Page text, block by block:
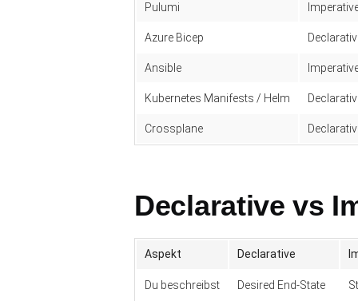
Pulumi
Azure Bicep
Ansible
Kubernetes Manifests / Helm
Crossplane
Declarative vs
Aspekt Declarative
Du beschreibst Desired End-State